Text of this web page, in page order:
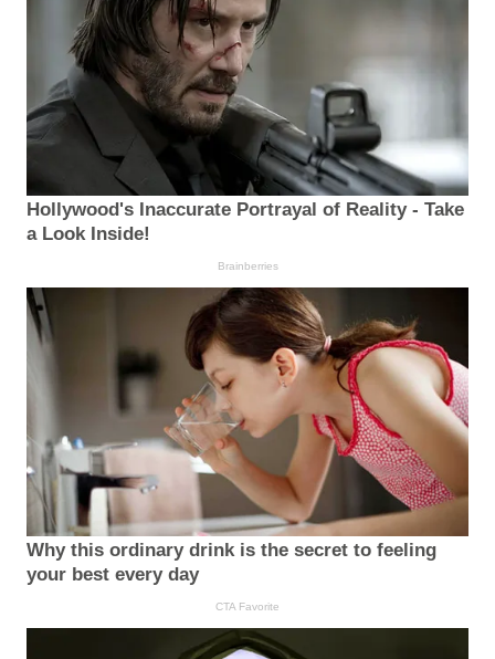
Hollywood's Inaccurate Portrayal of Reality - Take
a Look Inside!
Brainberries
Why this ordinary drink is the secret to feeling
your best every day
CTA Favorite